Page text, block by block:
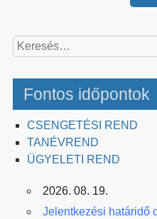
Keresés:
Fontos időpontok
CSENGETÉSI REND
TANÉVREND
ÜGYELETI REND
2026. 08. 19.
Jelentkezési határidő